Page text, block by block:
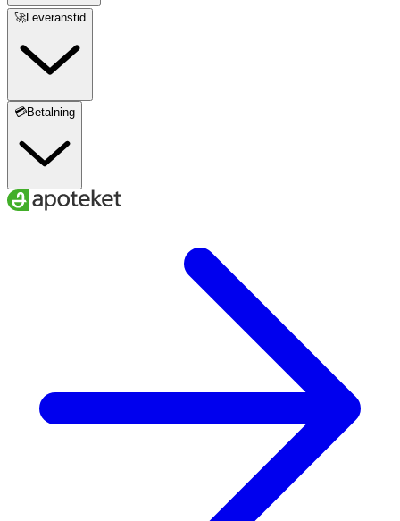
🚀Leveranstid
💳Betalning